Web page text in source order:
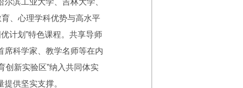
滨工业大学、吉林大学、
、心理学科优势与高水平
计划”特色课程。共享导师
席科学家、教学名师等在内
创新实验区”纳入共同体实
供坚实支撑。